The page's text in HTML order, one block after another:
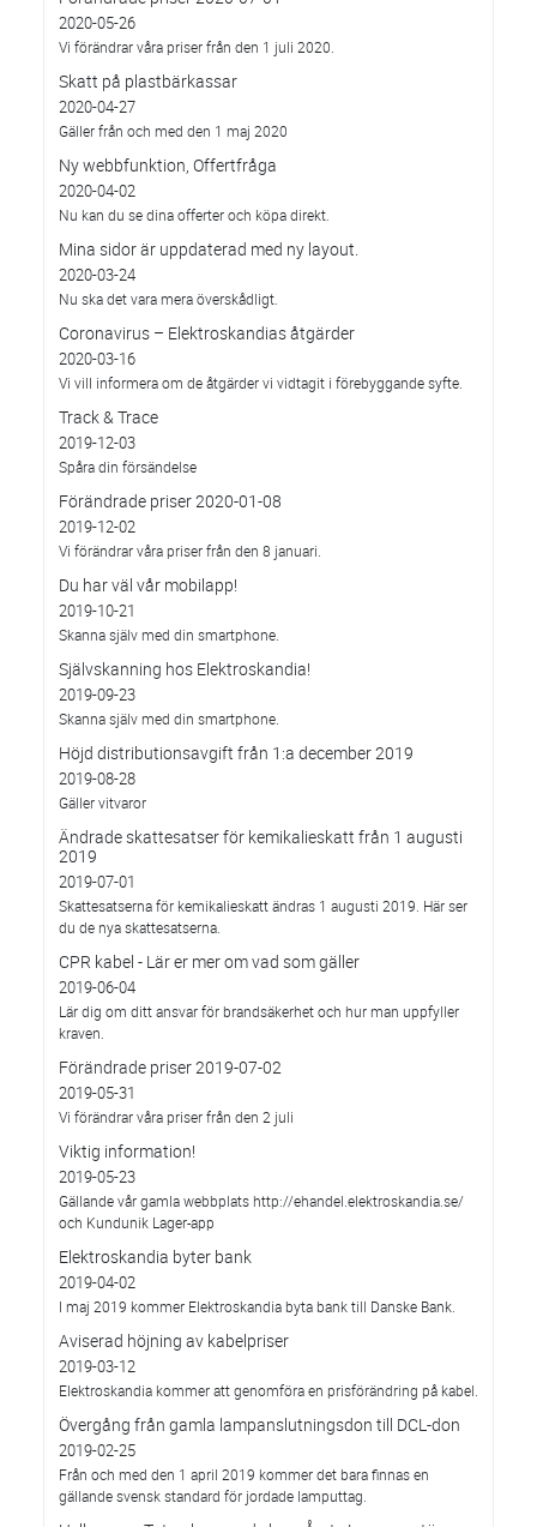
2020-05-26
Vi förändrar våra priser från den 1 juli 2020.
Skatt på plastbärkassar
2020-04-27
Gäller från och med den 1 maj 2020
Ny webbfunktion, Offertfråga
2020-04-02
Nu kan du se dina offerter och köpa direkt.
Mina sidor är uppdaterad med ny layout.
2020-03-24
Nu ska det vara mera överskådligt.
Coronavirus – Elektroskandias åtgärder
2020-03-16
Vi vill informera om de åtgärder vi vidtagit i förebyggande syfte.
Track & Trace
2019-12-03
Spåra din försändelse
Förändrade priser 2020-01-08
2019-12-02
Vi förändrar våra priser från den 8 januari.
Du har väl vår mobilapp!
2019-10-21
Skanna själv med din smartphone.
Självskanning hos Elektroskandia!
2019-09-23
Skanna själv med din smartphone.
Höjd distributionsavgift från 1:a december 2019
2019-08-28
Gäller vitvaror
Ändrade skattesatser för kemikalieskatt från 1 augusti
2019
2019-07-01
Skattesatserna för kemikalieskatt ändras 1 augusti 2019. Här ser
du de nya skattesatserna.
CPR kabel - Lär er mer om vad som gäller
2019-06-04
Lär dig om ditt ansvar för brandsäkerhet och hur man uppfyller
kraven.
Förändrade priser 2019-07-02
2019-05-31
Vi förändrar våra priser från den 2 juli
Viktig information!
2019-05-23
Gällande vår gamla webbplats http://ehandel.elektroskandia.se/
och Kundunik Lager-app
Elektroskandia byter bank
2019-04-02
I maj 2019 kommer Elektroskandia byta bank till Danske Bank.
Aviserad höjning av kabelpriser
2019-03-12
Elektroskandia kommer att genomföra en prisförändring på kabel.
Övergång från gamla lampanslutningsdon till DCL-don
2019-02-25
Från och med den 1 april 2019 kommer det bara finnas en
gällande svensk standard för jordade lamputtag.